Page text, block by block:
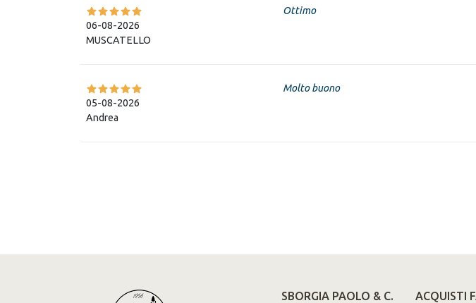
06-08-2026
MUSCATELLO
Ottimo
05-08-2026
Andrea
Molto buono
SBORGIA PAOLO & C. ACQUISTI